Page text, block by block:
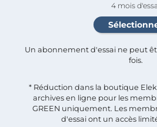
4 mois
Un abonnement d'essai ne peut
fois.​
* Réduction dans la boutique
archives en ligne pour les
GREEN uniquement. Les
d'essai ont un accès